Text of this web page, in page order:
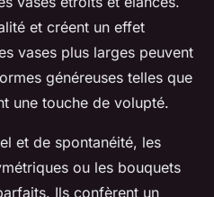
et créent un effet
vases plus larges peuvent
généreuses telles que
une touche de volupté.
et de spontanéité, les
ou les bouquets
Ils confèrent un